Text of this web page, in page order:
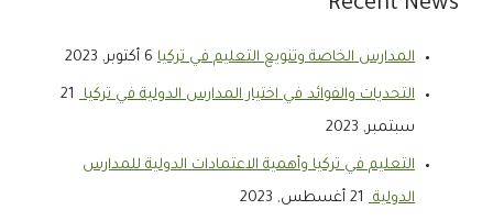
Recent News
المدارس الخاصة وتنويع التعليم في تركيا 6 أكتوبر, 2023
التحديات والفوائد في اختيار المدارس الدولية في تركيا 21
سبتمبر, 2023
التعليم في تركيا وأهمية الاعتمادات الدولية للمدارس
الدولية
21 أغسطس, 2023